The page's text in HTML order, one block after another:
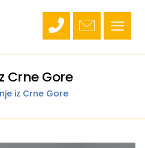
Crne Gore
iz Crne Gore